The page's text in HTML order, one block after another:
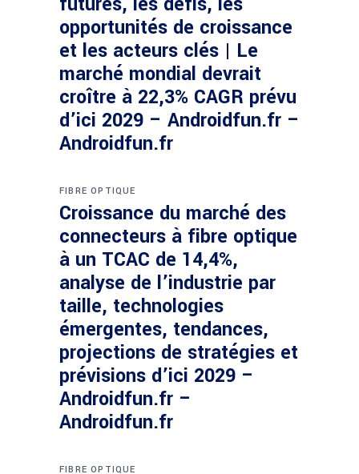
opportunités de croissance
et les acteurs clés | Le
marché mondial devrait
croître à 22,3% CAGR prévu
d’ici 2029 – Androidfun.fr –
Androidfun.fr
FIBRE OPTIQUE
Croissance du marché des
connecteurs à fibre optique
à un TCAC de 14,4%,
analyse de l’industrie par
taille, technologies
émergentes, tendances,
projections de stratégies et
prévisions d’ici 2029 –
Androidfun.fr –
Androidfun.fr
FIBRE OPTIQUE